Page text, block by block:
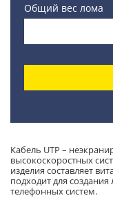
Общий вес лома
Кабель UTP –
высокоскоростных
изделия составляет
подходит для
телефонных систем.